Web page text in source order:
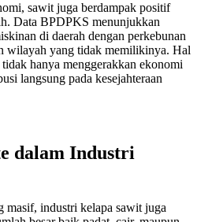
sawit juga berdampak positif
Data BPDPKS menunjukkan
di daerah dengan perkebunan
wilayah yang tidak memilikinya. Hal
hanya menggerakkan ekonomi
langsung pada kesejahteraan
dalam Industri
masif, industri kelapa sawit juga